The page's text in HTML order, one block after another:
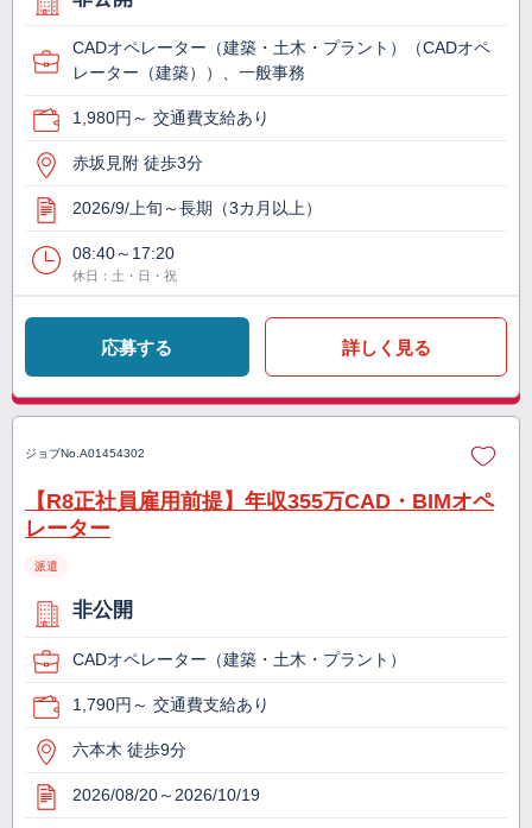
CADオペレーター（建築・土木・プラント）（CADオペ
レーター（建築））、一般事務
1,980円～ 交通費支給あり
赤坂見附 徒歩3分
2026/9/上旬～長期（3カ月以上）
08:40～17:20
休日：土・日・祝
応募する 詳しく見る
ジョブNo. A01454302
【R8正社員雇用前提】年収355万CAD・BIMオペ
レーター
派遣
非公開
CADオペレーター（建築・土木・プラント）
1,790円～ 交通費支給あり
六本木 徒歩9分
2026/08/20～2026/10/19